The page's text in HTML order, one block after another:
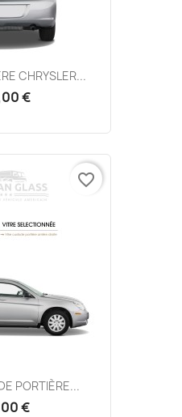
CHRYSLER...
€
PORTIÈRE...
€
favorite_border